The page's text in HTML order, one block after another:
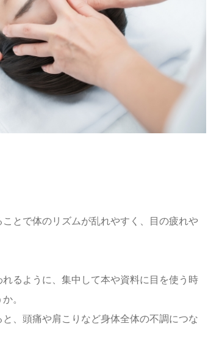
とで体のリズムが乱れやすく、目の疲れや
るように、集中して本や資料に目を使う時
。
、頭痛や肩こりなど身体全体の不調につな